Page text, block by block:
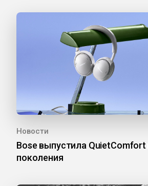
Новости
Bose выпустила QuietComfort
поколения